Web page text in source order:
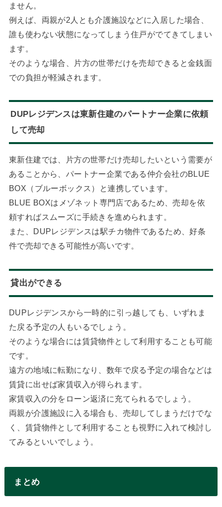
ません。
例えば、両親が2人とも介護施設などに入居した場合、
誰も使わない状態になってしまう住戸がでてきてしまい
ます。
そのような場合、片方の世帯だけを売却できると金銭面
での負担が軽減されます。
DUPレジデンスは東新住建のパートナー企業に依頼
して売却
東新住建では、片方の世帯だけ売却したいという需要が
あることから、パートナー企業である仲介会社のBLUE
BOX（ブルーボックス）と連携しています。
BLUE BOXはメゾネット専門店であるため、売却を依
頼すればスムーズに手続きを進められます。
また、DUPレジデンスは駅チカ物件であるため、好条
件で売却できる可能性が高いです。
貸出ができる
DUPレジデンスから一時的に引っ越しても、いずれま
た戻る予定の人もいるでしょう。
そのような場合には賃貸物件として利用することも可能
です。
遠方の地域に転勤になり、数年で戻る予定の場合などは
賃貸に出せば家賃収入が得られます。
家賃収入の分をローン返済に充てられるでしょう。
両親が介護施設に入る場合も、売却してしまうだけでな
く、賃貸物件として利用することも視野に入れて検討し
てみるといいでしょう。
まとめ